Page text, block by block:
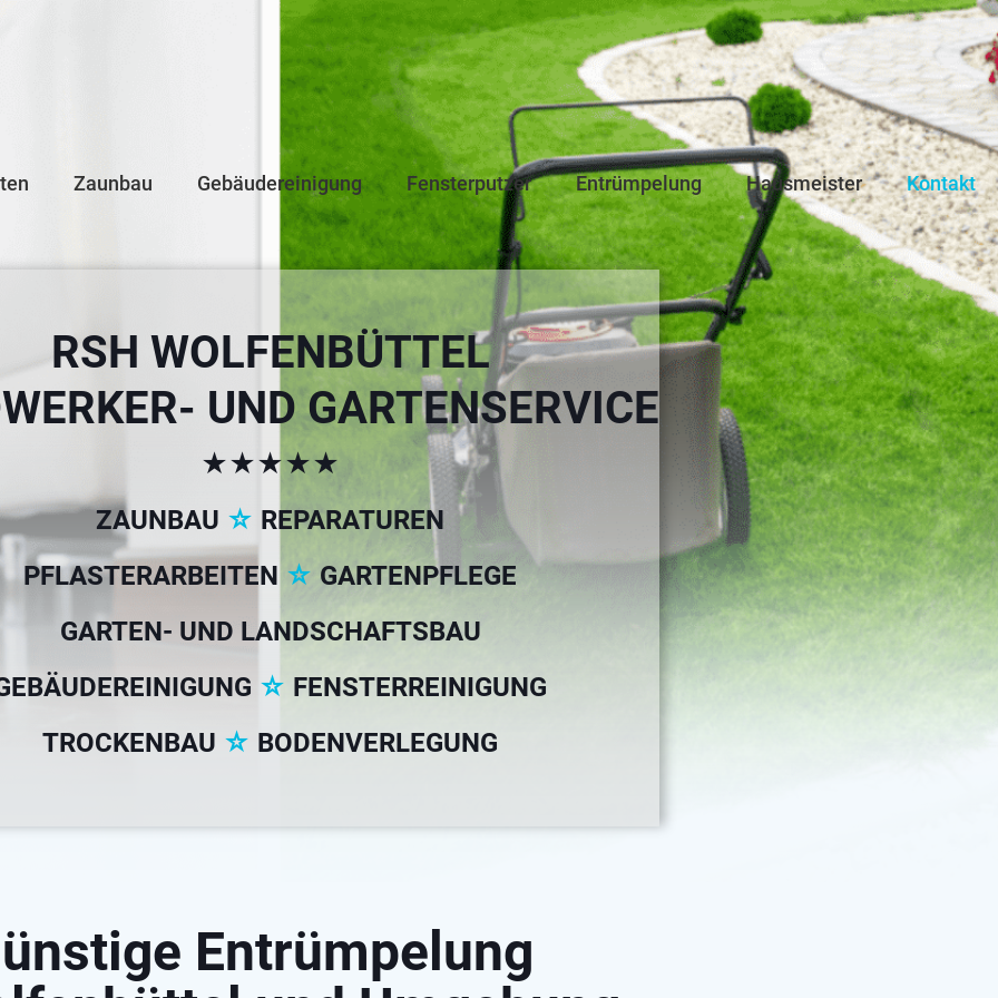
Zaunbau Gebäudereinigung Fensterputzer Entrümpelung Hausmeister Kontakt
RSH WOLFENBÜTTEL
UND GARTENSERVICE
★★★★★
ZAUNBAU ☆ REPARATUREN
PFLASTERARBEITEN ☆ GARTENPFLEGE
GARTEN- UND LANDSCHAFTSBAU
☆ FENSTERREINIGUNG
TROCKENBAU ☆ BODENVERLEGUNG
Entrümpelung